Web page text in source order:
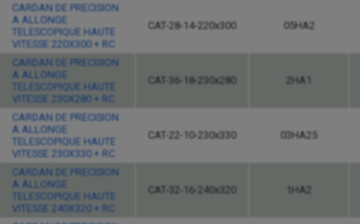
CARDAN DE PRECISION
A ALLONGE
TELESCOPIQUE HAUTE
VITESSE 220X300 + RC
CAT-28-14-220x300 05HA2
CARDAN DE PRECISION
A ALLONGE
TELESCOPIQUE HAUTE
VITESSE 230X280 + RC
CAT-36-18-230x280 2HA1
CARDAN DE PRECISION
A ALLONGE
TELESCOPIQUE HAUTE
VITESSE 230X330 + RC
CAT-22-10-230x330 03HA25
CARDAN DE PRECISION
A ALLONGE
TELESCOPIQUE HAUTE
VITESSE 240X320 + RC
CAT-32-16-240x320 1HA2